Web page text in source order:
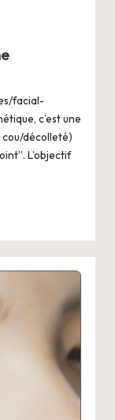
facial-
c’est une
décolleté)
L’objectif